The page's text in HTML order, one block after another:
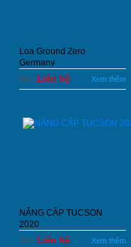
Loa Ground Zero
Germany
Giá: Liên hệ Xem thêm
NÂNG CẤP TUCSON
2020
Giá: Liên hệ Xem thêm